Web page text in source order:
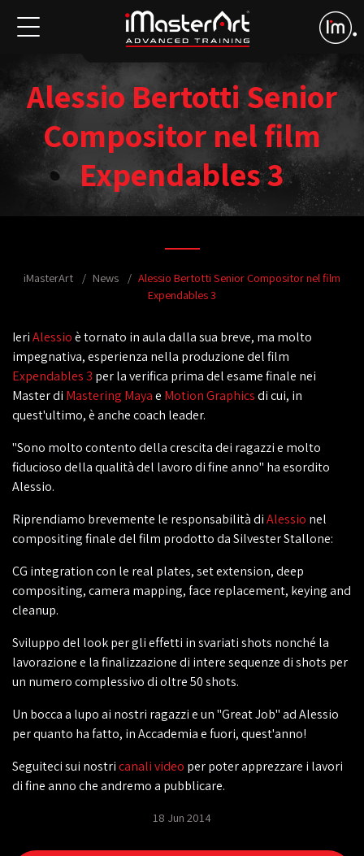
Alessio Bertotti Senior
Compositor nel film
Expendables 3
iMasterArt News
Alessio Bertotti Senior Compositor nel film
Expendables 3
IeriAlessioè tornato in aula dalla sua breve, ma molto
impegnativa, esperienza nella produzione del film
Expendables 3 per la verifica prima del esame finale nei
Master di Mastering Mayae Motion Graphicsdi cui, in
quest'ultimo, è anche coach leader.
"Sono molto contento della crescita dei ragazzi e molto
fiducioso della qualità del lavoro di fine anno" ha esordito
Alessio.
Riprendiamo brevemente le responsabilità diAlessio nel
compositing finale del film prodotto da Silvester Stallone:
CG integration con le real plates, set extension, deep
compositing, camera mapping, face replacement, keying and
cleanup.
Sviluppo del look per gli effetti in svariati shots nonché la
lavorazione e la finalizzazione di intere sequenze di shots per
un numero complessivo di oltre 50 shots.
Un bocca a lupo ai nostri ragazzi e un "Great Job" ad Alessio
per quanto ha fatto, in Accademia e fuori, quest'anno!
Seguiteci sui nostricanali video per poter apprezzare i lavori
di fine anno che andremo a pubblicare.
18 Jun 2014